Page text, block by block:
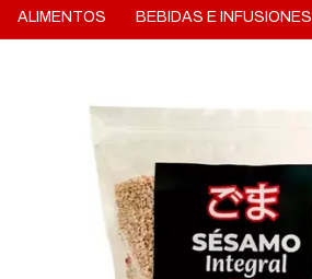
ALIMENTOS BEBIDAS E INFUSIONES